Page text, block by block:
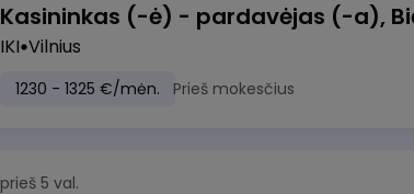
IKI Vilnius
1230 - 1325 €/mėn. Prieš mokesčius
prieš 5 val.